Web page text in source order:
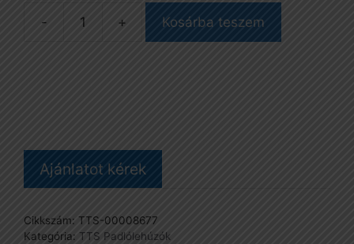
Padlólehúzó,
Kosárba teszem
Ajánlatot kérek
Cikkszám: TTS-00008677
Kategória: TTS Padlólehúzók